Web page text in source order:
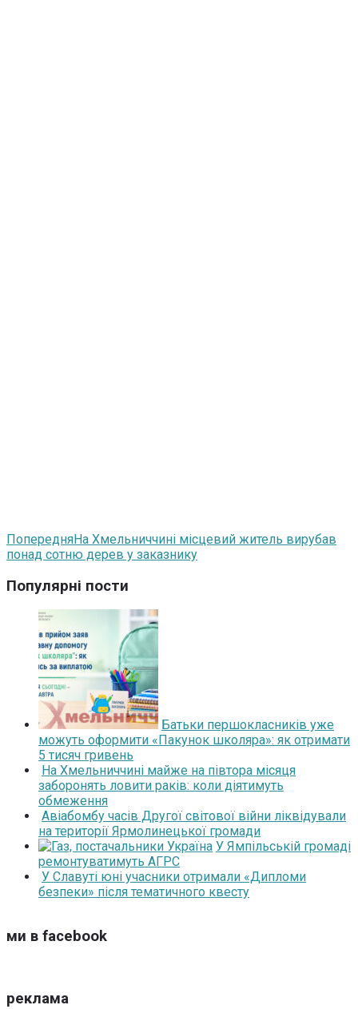
ПопередняНа Хмельниччині місцевий житель вирубав
понад сотню дерев у заказнику
Популярні пости
Батьки першокласників уже
можуть оформити «Пакунок школяра»: як отримати
5 тисяч гривень
На Хмельниччині майже на півтора місяця
заборонять ловити раків: коли діятимуть
обмеження
Авіабомбу часів Другої світової війни ліквідували
на території Ярмолинецької громади
У Ямпільській громаді
ремонтуватимуть АГРС
У Славуті юні учасники отримали «Дипломи
безпеки» після тематичного квесту
ми в facebook
реклама